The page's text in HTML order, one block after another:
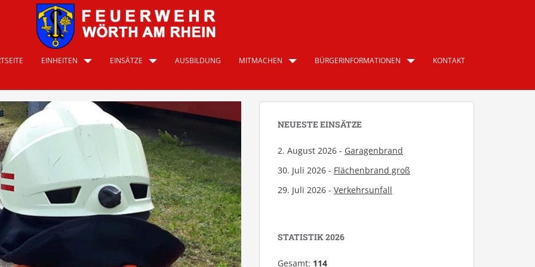
EINHEITEN EINSÄTZE AUSBILDUNG MITMACHEN BÜRGERINFORMATIONEN KONTAKT
NEUESTE EINSÄTZE
2. August 2026 - Garagenbrand
30. Juli 2026 - Flächenbrand groß
29. Juli 2026 - Verkehrsunfall
STATISTIK 2026
Gesamt: 114